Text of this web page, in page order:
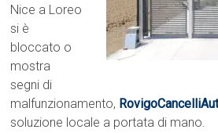
Nice a Loreo
si è
bloccato o
mostra
segni di
malfunzionamento,
soluzione locale a portata di mano.